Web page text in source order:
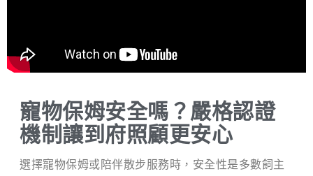
寵物保姆安全嗎？嚴格認證
機制讓到府照顧更安心
選擇寵物保姆或陪伴散步服務時，安全性是多數飼主